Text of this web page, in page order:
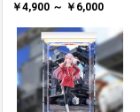
￥4,900 ～ ￥6,000